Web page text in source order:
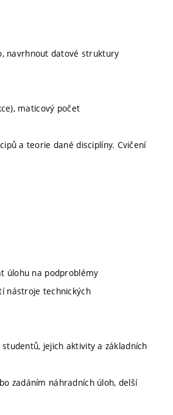
navrhnout datové struktury
maticový počet
a teorie dané disciplíny. Cvičení
úlohu na podproblémy
nástroje technických
jejich aktivity a základních
zadáním náhradních úloh, delší